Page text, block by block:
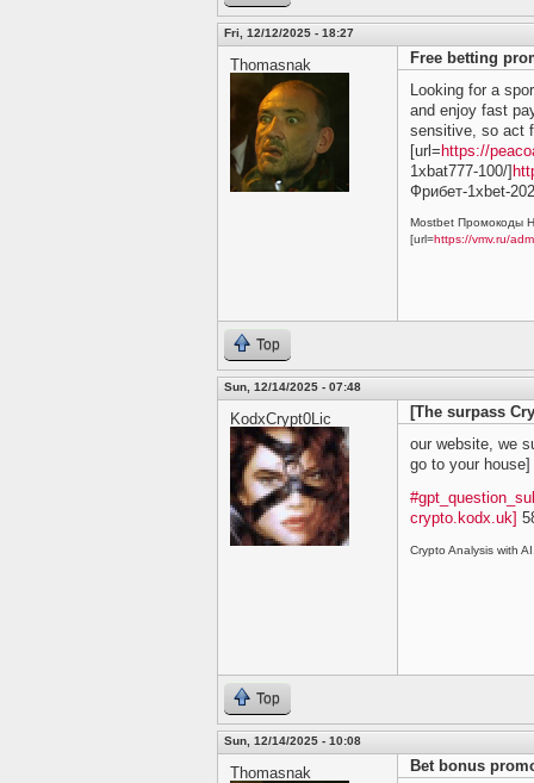
Fri, 12/12/2025 - 18:27
Thomasnak
Free betting
Looking for a
and enjoy fast
sensitive, so act
[url= https://
1xbat777-100/]
Фрибет-1xbet-
Mostbet Промокоды
[url=https://vmv.ru/
Top
Sun, 12/14/2025 - 07:48
KodxCrypt0Lic
[The surpass
our website, we
go to your house]
crypto.kodx.uk]
Crypto Analysis with
Top
Sun, 12/14/2025 - 10:08
Thomasnak
Bet bonus